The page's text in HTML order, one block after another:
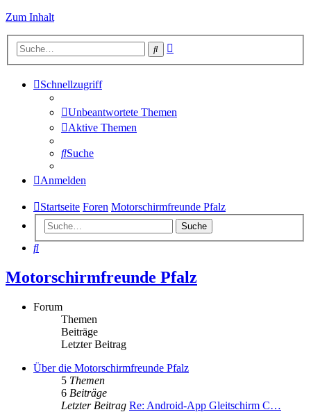
Zum Inhalt
Suche
Schnellzugriff
Unbeantwortete Themen
Aktive Themen
Suche
Anmelden
Startseite Foren Motorschirmfreunde Pfalz
Suche
Suche
Motorschirmfreunde Pfalz
Forum
Themen
Beiträge
Letzter Beitrag
Über die Motorschirmfreunde Pfalz
5 Themen
6 Beiträge
Letzter Beitrag Re: Android-App Gleitschirm C…